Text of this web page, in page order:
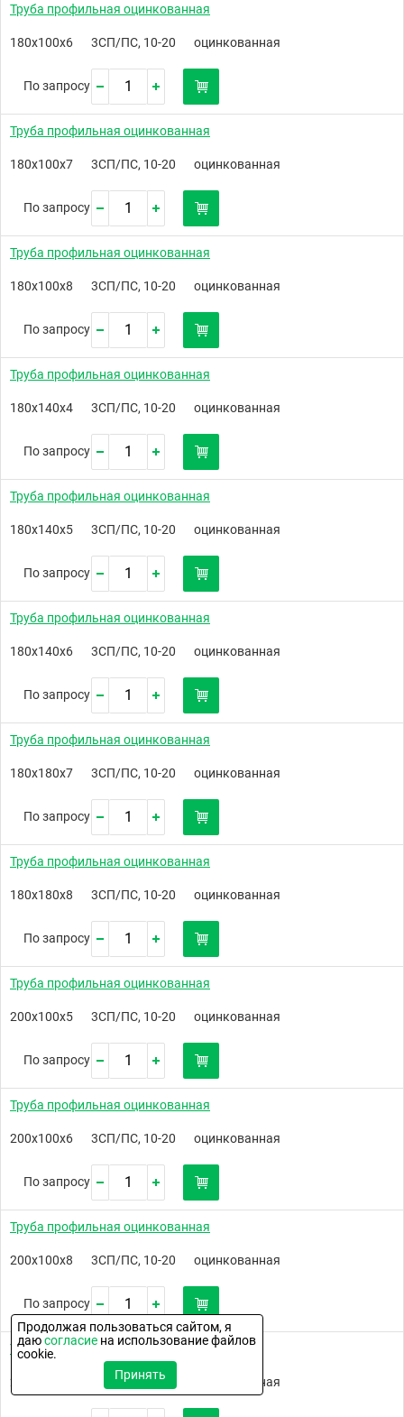
Труба профильная оцинкованная
180х100х6 3СП/ПС, 10-20 оцинкованная
По запросу
Труба профильная оцинкованная
180х100х7 3СП/ПС, 10-20 оцинкованная
По запросу
Труба профильная оцинкованная
180х100х8 3СП/ПС, 10-20 оцинкованная
По запросу
Труба профильная оцинкованная
180х140х4 3СП/ПС, 10-20 оцинкованная
По запросу
Труба профильная оцинкованная
180х140х5 3СП/ПС, 10-20 оцинкованная
По запросу
Труба профильная оцинкованная
180х140х6 3СП/ПС, 10-20 оцинкованная
По запросу
Труба профильная оцинкованная
180х180х7 3СП/ПС, 10-20 оцинкованная
По запросу
Труба профильная оцинкованная
180х180х8 3СП/ПС, 10-20 оцинкованная
По запросу
Труба профильная оцинкованная
200х100х5 3СП/ПС, 10-20 оцинкованная
По запросу
Труба профильная оцинкованная
200х100х6 3СП/ПС, 10-20 оцинкованная
По запросу
Труба профильная оцинкованная
200х100х8 3СП/ПС, 10-20 оцинкованная
По запросу
Труба профильная оцинкованная
200х120х4 3СП/ПС, 10-20 оцинкованная
Продолжая пользоваться сайтом, я
даюсогласие на использование файлов
cookie.
Принять